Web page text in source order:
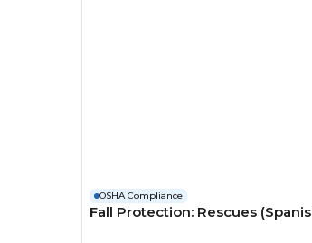
OSHA Compliance
Fall Protection: Rescues